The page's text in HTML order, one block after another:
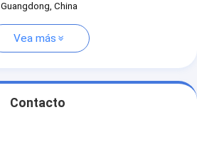
Guangdong, China
Vea más
Contacto